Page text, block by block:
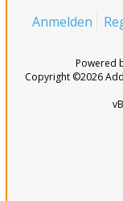
Anmelden
Powered
Copyright ©2026